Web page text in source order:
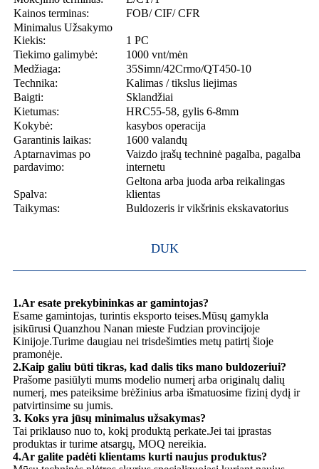
Kainos terminas:
FOB/ CIF/ CFR
Minimalus Užsakymo
Kiekis:
1 PC
Tiekimo galimybė:
1000 vnt/mėn
Medžiaga:
35Simn/42Crmo/QT450-10
Technika:
Kalimas / tikslus liejimas
Baigti:
Sklandžiai
Kietumas:
HRC55-58, gylis 6-8mm
Kokybė:
kasybos operacija
Garantinis laikas:
1600 valandų
Aptarnavimas po
pardavimo:
Vaizdo įrašų techninė pagalba, pagalba
internetu
Spalva:
Geltona arba juoda arba reikalingas
klientas
Taikymas:
Buldozeris ir vikšrinis ekskavatorius
DUK
1.Ar esate prekybininkas ar gamintojas?
Esame gamintojas, turintis eksporto teises.Mūsų gamykla
įsikūrusi Quanzhou Nanan mieste Fudzian provincijoje
Kinijoje.Turime daugiau nei trisdešimties metų patirtį šioje
pramonėje.
2.Kaip galiu būti tikras, kad dalis tiks mano buldozeriui?
Prašome pasiūlyti mums modelio numerį arba originalų dalių
numerį, mes pateiksime brėžinius arba išmatuosime fizinį dydį ir
patvirtinsime su jumis.
3. Koks yra jūsų minimalus užsakymas?
Tai priklauso nuo to, kokį produktą perkate.Jei tai įprastas
produktas ir turime atsargų, MOQ nereikia.
4.Ar galite padėti klientams kurti naujus produktus?